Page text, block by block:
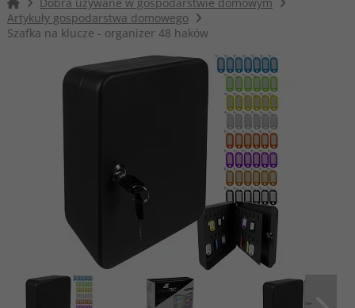
Artykuły gospodarstwa domowego
Szafka na klucze - organizer 48 haków